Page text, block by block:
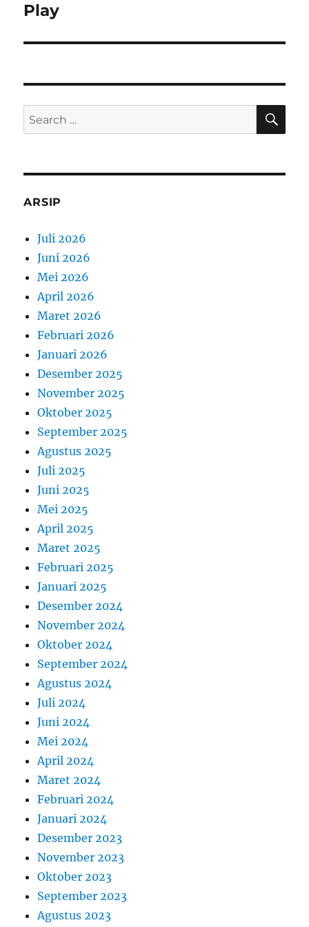
Play
Search
for:
ARSIP
Juli 2026
Juni 2026
Mei 2026
April 2026
Maret 2026
Februari 2026
Januari 2026
Desember 2025
November 2025
Oktober 2025
September 2025
Agustus 2025
Juli 2025
Juni 2025
Mei 2025
April 2025
Maret 2025
Februari 2025
Januari 2025
Desember 2024
November 2024
Oktober 2024
September 2024
Agustus 2024
Juli 2024
Juni 2024
Mei 2024
April 2024
Maret 2024
Februari 2024
Januari 2024
Desember 2023
November 2023
Oktober 2023
September 2023
Agustus 2023